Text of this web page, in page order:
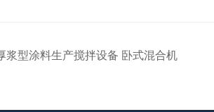
浆型涂料生产搅拌设备 卧式混合机